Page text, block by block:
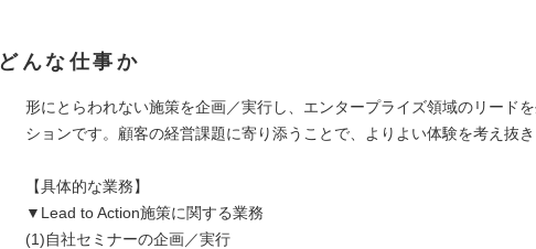
どんな仕事か
形にとらわれない施策を企画／実行し、エンタープライズ領域のリード
ションです。顧客の経営課題に寄り添うことで、よりよい体験を考え抜き
【具体的な業務】
▼Lead to Action施策に関する業務
(1)自社セミナーの企画／実行